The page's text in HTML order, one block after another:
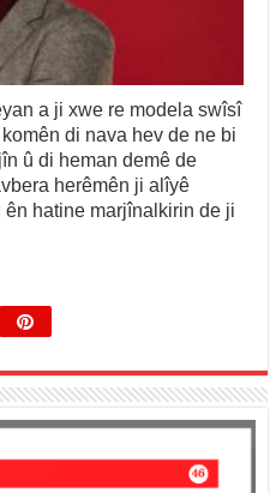
a ji xwe re modela swîsî
di nava hev de ne bi
û di heman demê de
herêmên ji alîyê
hatine marjînalkirin de ji